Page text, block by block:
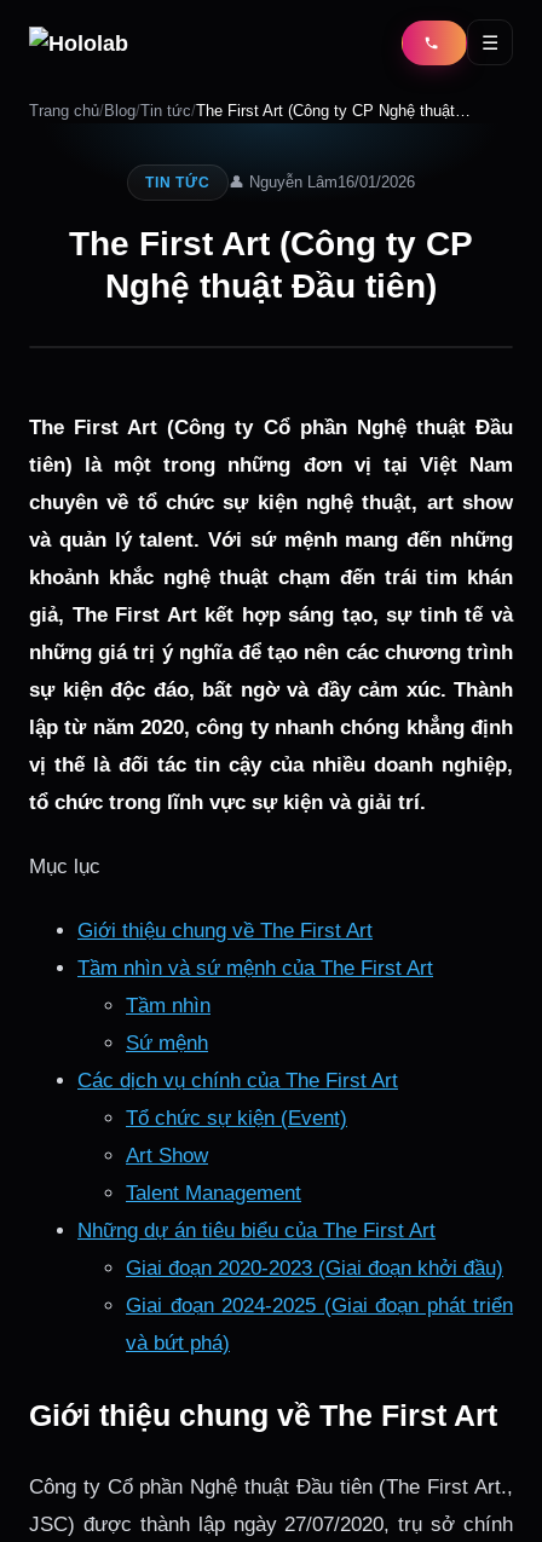
☰
Trang chủ/Blog/Tin tức/The First Art (Công ty CP Nghệ thuật…
TIN TỨC 👤 Nguyễn Lâm16/01/2026
The First Art (Công ty CP
Nghệ thuật Đầu tiên)
The First Art (Công ty Cổ phần Nghệ thuật Đầu
tiên) là một trong những đơn vị tại Việt Nam
chuyên về tổ chức sự kiện nghệ thuật, art show
và quản lý talent. Với sứ mệnh mang đến những
khoảnh khắc nghệ thuật chạm đến trái tim khán
giả, The First Art kết hợp sáng tạo, sự tinh tế và
những giá trị ý nghĩa để tạo nên các chương trình
sự kiện độc đáo, bất ngờ và đầy cảm xúc. Thành
lập từ năm 2020, công ty nhanh chóng khẳng định
vị thế là đối tác tin cậy của nhiều doanh nghiệp,
tổ chức trong lĩnh vực sự kiện và giải trí.
Mục lục
Giới thiệu chung về The First Art
Tầm nhìn và sứ mệnh của The First Art
Tầm nhìn
Sứ mệnh
Các dịch vụ chính của The First Art
Tổ chức sự kiện (Event)
Art Show
Talent Management
Những dự án tiêu biểu của The First Art
Giai đoạn 2020-2023 (Giai đoạn khởi đầu)
Giai đoạn 2024-2025 (Giai đoạn phát triển
và bứt phá)
Giới thiệu chung về The First Art
Công ty Cổ phần Nghệ thuật Đầu tiên (The First Art.,
JSC) được thành lập ngày 27/07/2020, trụ sở chính